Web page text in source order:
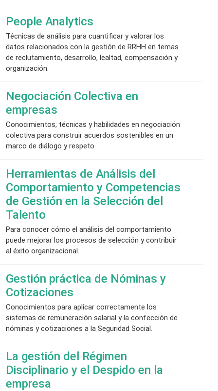
People Analytics
Técnicas de análisis para cuantificar y valorar los
datos relacionados con la gestión de RRHH en temas
de reclutamiento, desarrollo, lealtad, compensación y
organización.
Negociación Colectiva en
empresas
Conocimientos, técnicas y habilidades en negociación
colectiva para construir acuerdos sostenibles en un
marco de diálogo y respeto.
Herramientas de Análisis del
Comportamiento y Competencias
de Gestión en la Selección del
Talento
Para conocer cómo el análisis del comportamiento
puede mejorar los procesos de selección y contribuir
al éxito organizacional.
Gestión práctica de Nóminas y
Cotizaciones
Conocimientos para aplicar correctamente los
sistemas de remuneración salarial y la confección de
nóminas y cotizaciones a la Seguridad Social.
La gestión del Régimen
Disciplinario y el Despido en la
empresa